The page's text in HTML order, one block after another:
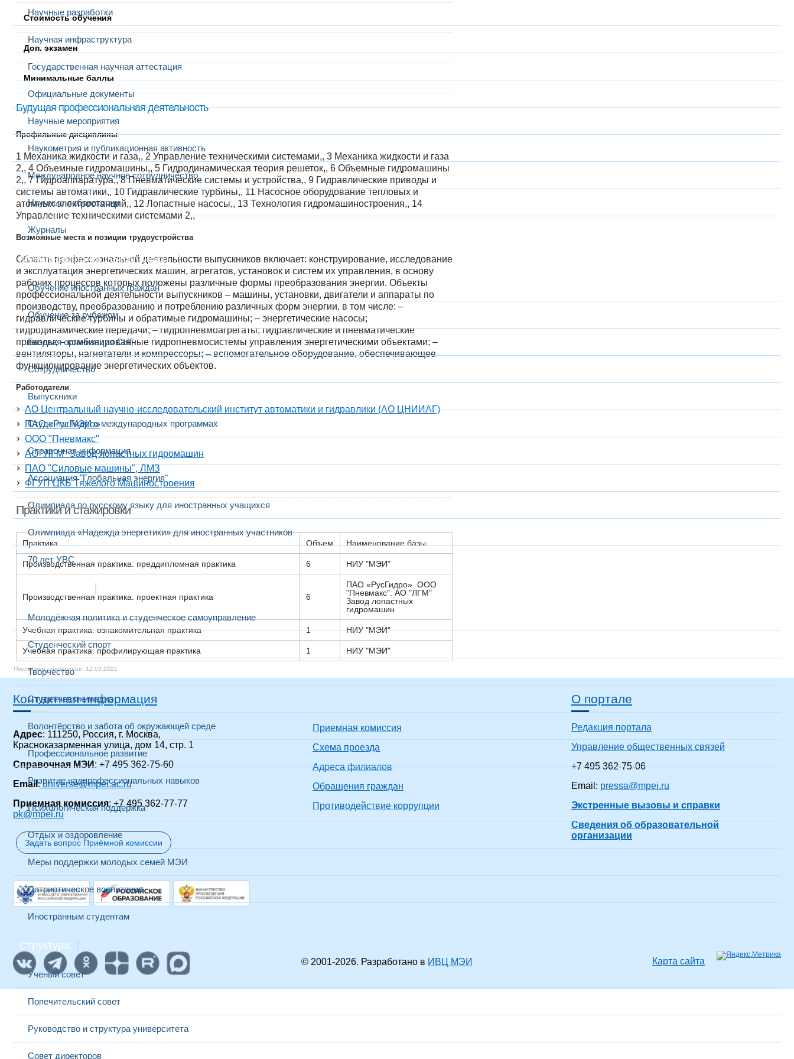
Научные разработки
Научная инфраструктура
Государственная научная аттестация
Официальные документы
Научные мероприятия
Наукометрия и публикационная активность
Международное научное сотрудничество
Научные лаборатории
Журналы
Международная деятельность
Обучение иностранных граждан
Обучение за рубежом
Базовая организация СНГ
Сотрудничество
Выпускники
Студенты МЭИ о международных программах
Справочная информация
Ассоциация "Глобальная энергия"
Олимпиада по русскому языку для иностранных учащихся
Олимпиада «Надежда энергетики» для иностранных участников
70 лет УВС
Молодёжная политика и студенческое самоуправление
Студенческий спорт
Творчество
Студенческие медиа
Волонтёрство и забота об окружающей среде
Профессиональное развитие
Развитие надпрофессиональных навыков
Психологическая поддержка
Отдых и оздоровление
Меры поддержки молодых семей МЭИ
Патриотическое воспитание
Иностранным студентам
Структура
Ученый совет
Попечительский совет
Руководство и структура университета
Совет директоров
26.02.2022
26.02.2022
22.12.2021
22.12.2021
22.12.2021
22.12.2021
22.12.2021
22.12.2021
22.12.2021
22.12.2021
22.12.2021
22.12.2021
22.12.2021
22.12.2021
Стоимость обучения
Доп. экзамен
Минимальные баллы
Будущая профессиональная деятельность
Профильные дисциплины
1 Механика жидкости и газа,, 2 Управление техническими системами,, 3 Механика жидкости и газа
2,, 4 Объемные гидромашины,, 5 Гидродинамическая теория решеток,, 6 Объемные гидромашины
2,, 7 Гидроаппаратура,, 8 Пневматические системы и устройства,, 9 Гидравлические приводы и
системы автоматики,, 10 Гидравлические турбины,, 11 Насосное оборудование тепловых и
атомных электростанций,, 12 Лопастные насосы,, 13 Технология гидромашиностроения,, 14
Управление техническими системами 2,,
Возможные места и позиции трудоустройства
Область профессиональной деятельности выпускников включает: конструирование, исследование
и эксплуатация энергетических машин, агрегатов, установок и систем их управления, в основу
рабочих процессов которых положены различные формы преобразования энергии. Объекты
профессиональной деятельности выпускников – машины, установки, двигатели и аппараты по
производству, преобразованию и потреблению различных форм энергии, в том числе: –
гидравлические турбины и обратимые гидромашины; – энергетические насосы;
гидродинамические передачи; – гидропневмоагрегаты; гидравлические и пневматические
приводы; – комбинированные гидропневмосистемы управления энергетическими объектами; –
вентиляторы, нагнетатели и компрессоры; – вспомогательное оборудование, обеспечивающее
функционирование энергетических объектов.
Работодатели
АО Центральный научно-исследовательский институт автоматики и гидравлики (АО ЦНИИАГ)
ПАО «РусГидро»
ООО "Пневмакс"
АО "ЛГМ" Завод лопастных гидромашин
ПАО "Силовые машины", ЛМЗ
ФГУП ЦКБ Тяжелого Машиностроения
Практики и стажировки
Практика Объем Наименование базы
Производственная практика: преддипломная практика 6 НИУ "МЭИ"
12.03.2021
Производственная практика: проектная практика 6
ПАО «РусГидро». ООО
"Пневмакс". АО "ЛГМ"
Завод лопастных
гидромашин
12.03.2021
Учебная практика: ознакомительная практика 1 НИУ "МЭИ"
12.03.2021
Учебная практика: профилирующая практика 1 НИУ "МЭИ"
12.03.2021
Контактная информация
Адрес: 111250, Россия, г. Москва,
Красноказарменная улица, дом 14, стр. 1
Справочная МЭИ: +7 495 362-75-60
Email:universe@mpei.ac.ru
Приемная комиссия: +7 495 362-77-77
pk@mpei.ru
Задать вопрос Приёмной комиссии
Приемная комиссия
Схема проезда
Адреса филиалов
Обращения граждан
Противодействие коррупции
О портале
Редакция портала
Управление общественных связей
+7 495 362-75-06
Email: pressa@mpei.ru
Экстренные вызовы и справки
Сведения об образовательной
организации
© 2001-2026. Разработано в ИВЦ МЭИ Карта сайта